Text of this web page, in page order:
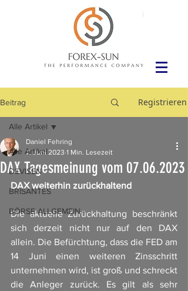
Beitrag Registrieren
Alle Artikel
DEVISEN
BRISANTES
BÖRSE ALLGEMEIN
Alle Artikel
DAX Tagesmeinung vom 07.06.2023
Daniel Fehring
7. Juni 2023 1 Min. Lesezeit
DAX weiterhin zurückhaltend
Die aktuelle Zurückhaltung beschränkt
sich derzeit nicht nur auf den DAX
allein. Die Befürchtung, dass die FED am
14 Juni einen weiteren Zinsschritt
unternehmen wird, ist groß und schreckt
die Anleger zurück. Es gilt als sehr